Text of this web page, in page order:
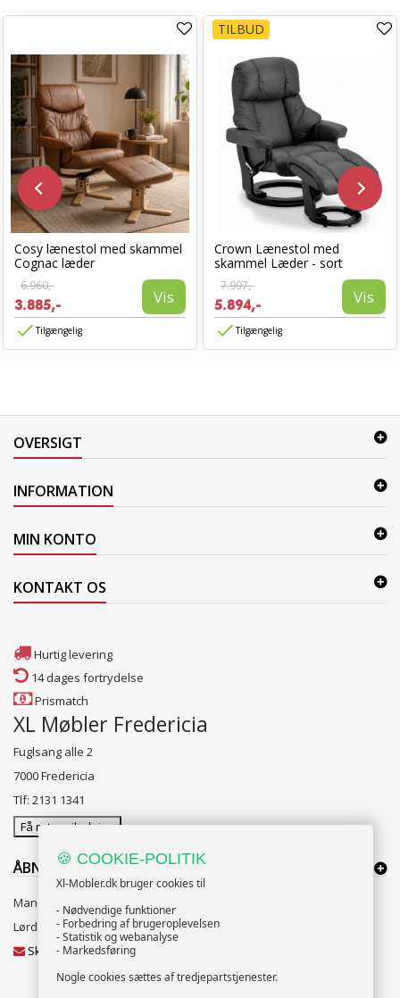
Cosy lænestol med skammel
Cognac læder
6.960,-
3.885,- Vis
Tilgængelig
TILBUD
Crown Lænestol med
skammel Læder - sort
7.997,-
5.894,- Vis
Tilgængelig
OVERSIGT
INFORMATION
MIN KONTO
KONTAKT OS
Hurtig levering
14 dages fortrydelse
Prismatch
XL Møbler Fredericia
Fuglsang alle 2
7000 Fredericia
Tlf: 2131 1341
Få rutevejledning
ÅBNINGSTIDER:
Mandag til Fredag 10:00 til 18:00
Lørdag og Søndag 10:00 til 16:00
Skriv til vores kundeservice
🍪 COOKIE-POLITIK
Xl-Mobler.dk bruger cookies til
- Nødvendige funktioner
- Forbedring af brugeroplevelsen
- Statistik og webanalyse
- Markedsføring
Nogle cookies sættes af tredjepartstjenester.